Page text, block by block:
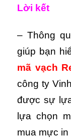
Lời kết
– Thông
giúp bạn
mã vạch
công ty
được sự
lựa chọn
mua mực in